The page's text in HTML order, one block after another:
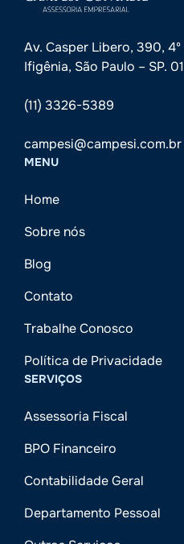
Av. Casper Libero, 390,
Ifigênia, São Paulo – SP.
(11) 3326-5389
campesi@campesi.com.br
MENU
Home
Sobre nós
Blog
Contato
Trabalhe Conosco
Política de Privacidade
SERVIÇOS
Assessoria Fiscal
BPO Financeiro
Contabilidade Geral
Departamento Pessoal